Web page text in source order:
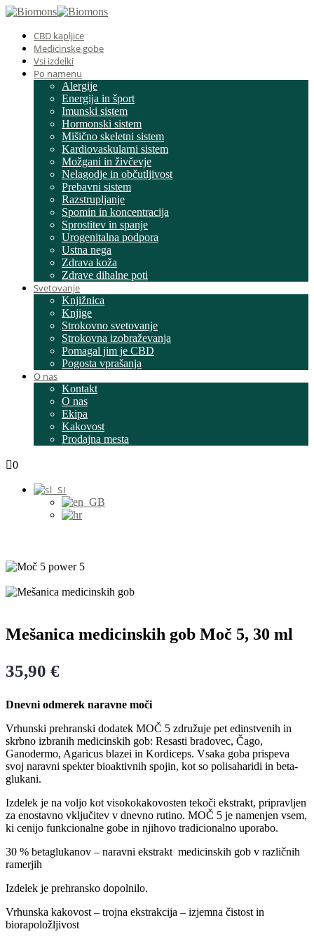
CBD kapljice
Medicinske gobe
Vsi izdelki
Po namenu
Alergije
Energija in šport
Imunski sistem
Hormonski sistem
Mišično skeletni sistem
Kardiovaskularni sistem
Možgani in živčevje
Nelagodje in občutljivost
Prebavni sistem
Razstrupljanje
Spomin in koncentracija
Sprostitev in spanje
Urogenitalna podpora
Ustna nega
Zdrava koža
Zdrave dihalne poti
Svetovanje
Knjižnica
Knjige
Strokovno svetovanje
Strokovna izobraževanja
Pomagal jim je CBD
Pogosta vprašanja
O nas
Kontakt
O nas
Ekipa
Kakovost
Prodajna mesta
0
Mešanica medicinskih gob Moč 5, 30 ml
35,90 €
Dnevni odmerek naravne moči
Vrhunski prehranski dodatek MOČ 5 združuje pet edinstvenih in
skrbno izbranih medicinskih gob: Resasti bradovec, Čago,
Ganodermo, Agaricus blazei in Kordiceps. Vsaka goba prispeva
svoj naravni spekter bioaktivnih spojin, kot so polisaharidi in beta-
glukani.
Izdelek je na voljo kot visokokakovosten tekoči ekstrakt, pripravljen
za enostavno vključitev v dnevno rutino. MOČ 5 je namenjen vsem,
ki cenijo funkcionalne gobe in njihovo tradicionalno uporabo.
30 % betaglukanov – naravni ekstrakt medicinskih gob v različnih
ramerjih
Izdelek je prehransko dopolnilo.
Vrhunska kakovost – trojna ekstrakcija – izjemna čistost in
biorapoložljivost